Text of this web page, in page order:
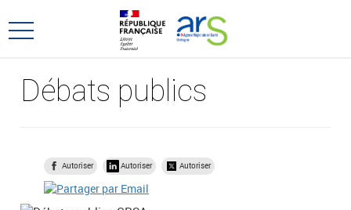
au
menu
au
contenu
Ouvrir
principal
Débats publics
Autoriser Autoriser Autoriser